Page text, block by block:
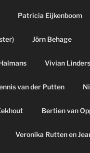
Patricia Eijkenboom
Jörn Behage
Vivian Linders
van der Putten
Bertien van
Veronika Rutten en